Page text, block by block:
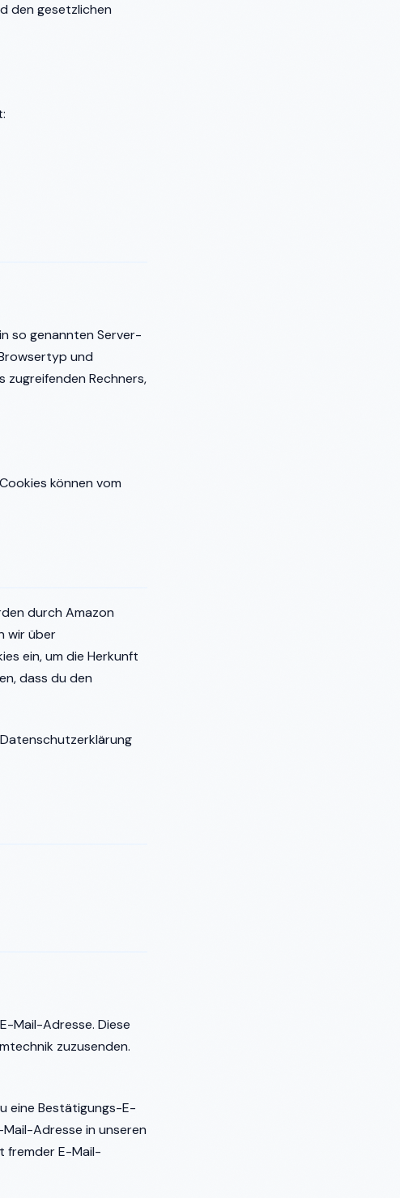
den gesetzlichen
so genannten Server-
und
zugreifenden Rechners,
können vom
durch Amazon
wir über
ein, um die Herkunft
dass du den
Mail-Adresse. Diese
zuzusenden.
eine Bestätigungs-E-
Mail-Adresse in unseren
fremder E-Mail-